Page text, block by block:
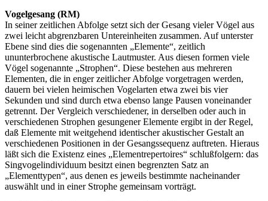
Vogelgesang (RM)
In seiner zeitlichen Abfolge setzt sich der Gesang vieler Vögel aus
zwei leicht abgrenzbaren Untereinheiten zusammen. Auf unterster
Ebene sind dies die sogenannten „Elemente“, zeitlich
ununterbrochene akustische Lautmuster. Aus diesen formen viele
Vögel sogenannte „Strophen“. Diese bestehen aus mehreren
Elementen, die in enger zeitlicher Abfolge vorgetragen werden,
dauern bei vielen heimischen Vogelarten etwa zwei bis vier
Sekunden und sind durch etwa ebenso lange Pausen voneinander
getrennt. Der Vergleich verschiedener, in derselben oder auch in
verschiedenen Strophen gesungener Elemente ergibt in der Regel,
daß Elemente mit weitgehend identischer akustischer Gestalt an
verschiedenen Positionen in der Gesangssequenz auftreten. Hieraus
läßt sich die Existenz eines „Elementrepertoires“ schlußfolgern: das
Singvogelindividuum besitzt einen begrenzten Satz an
„Elementtypen“, aus denen es jeweils bestimmte nacheinander
auswählt und in einer Strophe gemeinsam vorträgt.